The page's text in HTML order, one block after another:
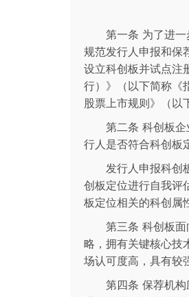
第一条 为了进
规范发行人申报和保
设立科创板并试点注
行）》（以下简称《
股票上市规则》（以
第二条 科创板
行人是否符合科创板
发行人申报科创
创板定位进行自我评
板定位相关的科创属
第三条 科创板
略，拥有关键核心技
场认可度高，具有较
第四条 保荐机